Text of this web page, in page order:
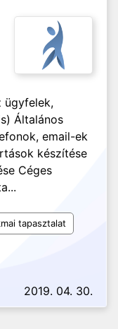
ügyfelek,
Általános
email-ek
készítése
Céges
tapasztalat
2019. 04. 30.